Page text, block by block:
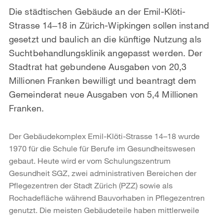
Die städtischen Gebäude an der Emil-Klöti-
Strasse 14‒18 in Zürich-Wipkingen sollen instand
gesetzt und baulich an die künftige Nutzung als
Suchtbehandlungsklinik angepasst werden. Der
Stadtrat hat gebundene Ausgaben von 20,3
Millionen Franken bewilligt und beantragt dem
Gemeinderat neue Ausgaben von 5,4 Millionen
Franken.
Der Gebäudekomplex Emil-Klöti-Strasse 14–18 wurde
1970 für die Schule für Berufe im Gesundheitswesen
gebaut. Heute wird er vom Schulungszentrum
Gesundheit SGZ, zwei administrativen Bereichen der
Pflegezentren der Stadt Zürich (PZZ) sowie als
Rochadefläche während Bauvorhaben in Pflegezentren
genutzt. Die meisten Gebäudeteile haben mittlerweile